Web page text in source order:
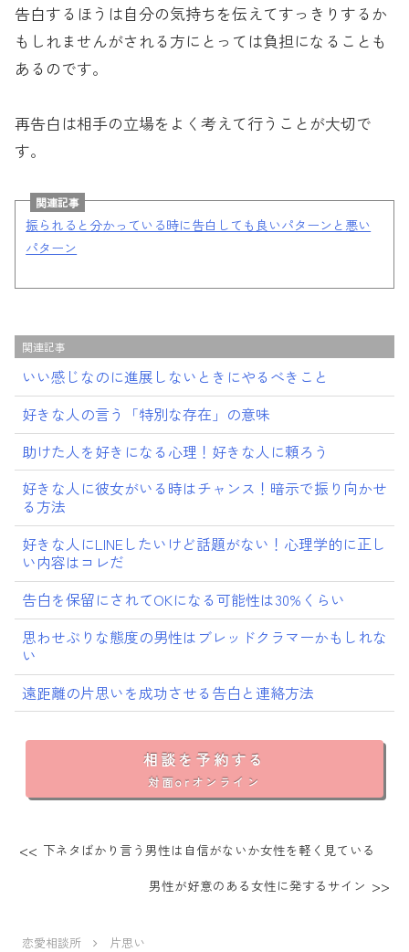
告白するほうは自分の気持ちを伝えてすっきりするか
もしれませんがされる方にとっては負担になることも
あるのです。
再告白は相手の立場をよく考えて行うことが大切で
す。
関連記事
振られると分かっている時に告白しても良いパターンと悪い
パターン
関連記事
いい感じなのに進展しないときにやるべきこと
好きな人の言う「特別な存在」の意味
助けた人を好きになる心理！好きな人に頼ろう
好きな人に彼女がいる時はチャンス！暗示で振り向かせ
る方法
好きな人にLINEしたいけど話題がない！心理学的に正し
い内容はコレだ
告白を保留にされてOKになる可能性は30%くらい
思わせぶりな態度の男性はブレッドクラマーかもしれな
い
遠距離の片思いを成功させる告白と連絡方法
相談を予約する
対面orオンライン
下ネタばかり言う男性は自信がないか女性を軽く見ている
男性が好意のある女性に発するサイン
恋愛相談所 片思い